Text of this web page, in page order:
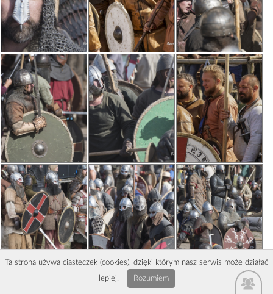
Ta strona używa ciasteczek (cookies), dzięki którym nasz serwis może działać
lepiej.
Rozumiem